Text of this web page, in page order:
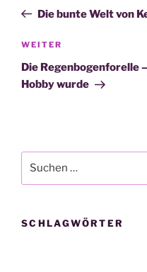
Beitrag
Die bunte Welt von
Nächster
Beitrag
WEITER
Die Regenbogenforelle
Hobby wurde
nach:
SCHLAGWÖRTER